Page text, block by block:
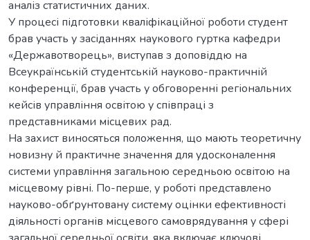
аналіз статистичних даних.
У процесі підготовки кваліфікаційної роботи студент
брав участь у засіданнях наукового гуртка кафедри
«Державотворець», виступав з доповіддю на
Всеукраїнській студентській науково-практичній
конференції, брав участь у обговоренні регіональних
кейсів управління освітою у співпраці з
представниками місцевих рад.
На захист виносяться положення, що мають теоретичну
новизну й практичне значення для удосконалення
системи управління загальною середньою освітою на
місцевому рівні. По-перше, у роботі представлено
науково-обґрунтовану систему оцінки ефективності
діяльності органів місцевого самоврядування у сфері